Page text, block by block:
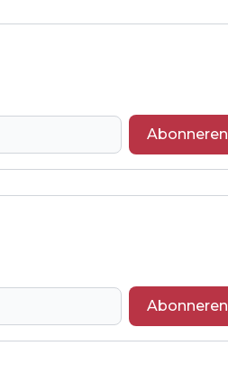
Abonneren
Abonneren